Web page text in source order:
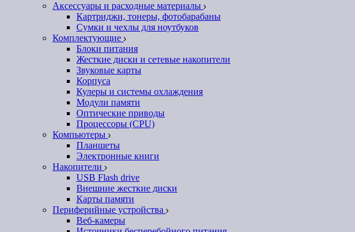
Аксессуары и расходные материалы
Картриджи, тонеры, фотобарабаны
Сумки и чехлы для ноутбуков
Комплектующие
Блоки питания
Жесткие диски и сетевые накопители
Звуковые карты
Корпуса
Кулеры и системы охлаждения
Модули памяти
Оптические приводы
Процессоры (CPU)
Компьютеры
Планшеты
Электронные книги
Накопители
USB Flash drive
Внешние жесткие диски
Карты памяти
Периферийные устройства
Веб-камеры